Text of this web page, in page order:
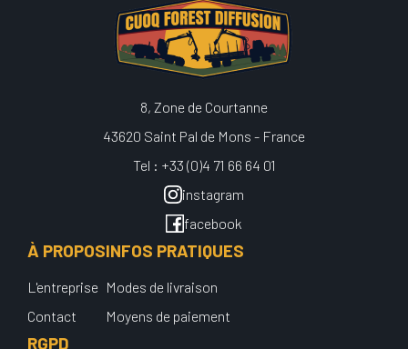
8, Zone de Courtanne
43620 Saint Pal de Mons - France
Tel : +33 (0)4 71 66 64 01
instagram
facebook
À PROPOS
L'entreprise
Contact
INFOS PRATIQUES
Modes de livraison
Moyens de paiement
RGPD